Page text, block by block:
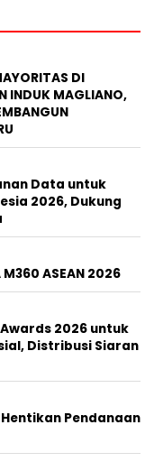
DI
INDUK MAGLIANO,
Data untuk
2026, Dukung
ASEAN 2026
2026 untuk
Distribusi Siaran
Pendanaan